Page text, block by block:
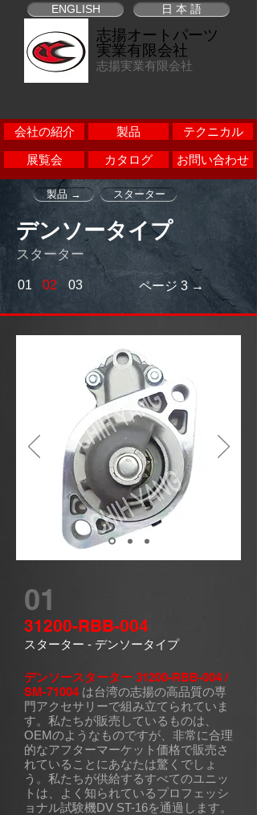
ENGLISH 日 本 語
志揚オートパーツ
実業有限会社
志揚実業有限会社
会社の紹介 製品 テクニカル
展覧会 カタログ お問い合わせ
製品 → スターター
デンソータイプ
スターター
01 02 03 ページ 3 →
01
31200-RBB-004
スターター - デンソータイプ
デンソースターター 31200-RBB-004 /
SM-71004 は台湾の志揚の高品質の専
門アクセサリーで組み立てられていま
す。私たちが販売しているものは、
OEMのようなものですが、非常に合理
的なアフターマーケット価格で販売さ
れていることにあなたは驚くでしょ
う。私たちが供給するすべてのユニッ
トは、よく知られているプロフェッシ
ョナル試験機DV ST-16を通過します。